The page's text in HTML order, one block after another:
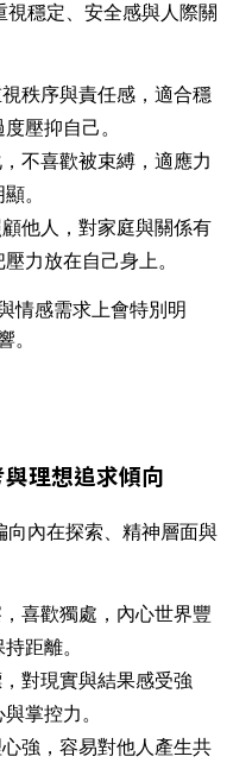
穩定、安全感與人際關
秩序與責任感，適合穩
壓抑自己。
不喜歡被束縛，適應力
。
他人，對家庭與關係有
力放在自己身上。
情感需求上會特別明
。
理想追求傾向
向內在探索、精神層面與
喜歡獨處，內心世界豐
距離。
對現實與結果感受強
掌控力。
強，容易對他人產生共